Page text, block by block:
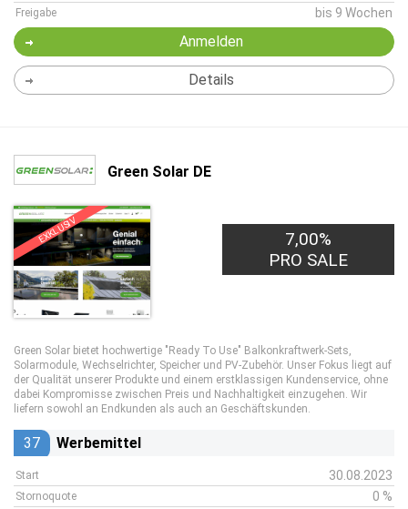
Freigabe bis 9 Wochen
Anmelden
Details
Green Solar DE
EXKLUSIV
7,00%
PRO SALE
Green Solar bietet hochwertige "Ready To Use" Balkonkraftwerk-Sets,
Solarmodule, Wechselrichter, Speicher und PV-Zubehör. Unser Fokus liegt auf
der Qualität unserer Produkte und einem erstklassigen Kundenservice, ohne
dabei Kompromisse zwischen Preis und Nachhaltigkeit einzugehen. Wir
liefern sowohl an Endkunden als auch an Geschäftskunden.
37 Werbemittel
Start 30.08.2023
Stornoquote 0 %